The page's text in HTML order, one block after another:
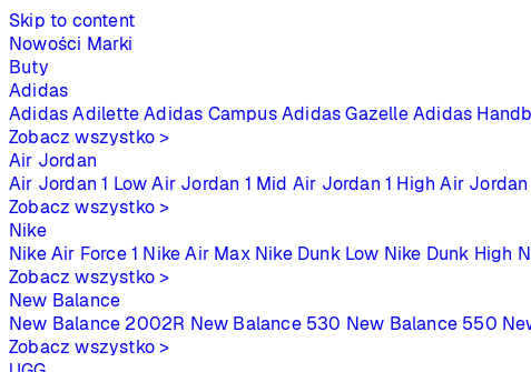
Skip to content
Nowości Marki
Buty
Adidas
Adidas Adilette Adidas Campus Adidas Gazelle Adidas
Zobacz wszystko >
Air Jordan
Air Jordan 1 Low Air Jordan 1 Mid Air Jordan 1 High Air
Zobacz wszystko >
Nike
Nike Air Force 1 Nike Air Max Nike Dunk Low Nike Dunk High
Zobacz wszystko >
New Balance
New Balance 2002R New Balance 530 New Balance 550
Zobacz wszystko >